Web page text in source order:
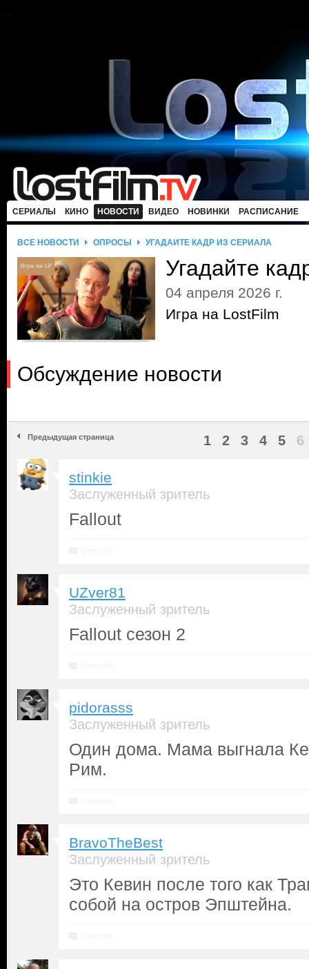
СЕРИАЛЫ КИНО НОВОСТИ ВИДЕО НОВИНКИ РАСПИСАНИЕ
ВСЕ НОВОСТИ ОПРОСЫ УГАДАЙТЕ КАДР ИЗ СЕРИАЛА
Угадайте
04 апреля 2026 г.
Игра на LostFilm
Обсуждение новости
Предыдущая страница 1 2 3 4 5 6
stinkie
Заслуженный зритель
Fallout
UZver81
Заслуженный зритель
Fallout сезон 2
pidorasss
Заслуженный зритель
Один дома. Мама выгнала
Рим.
BravoTheBest
Заслуженный зритель
Это Кевин после того как
собой на остров Эпштейна.